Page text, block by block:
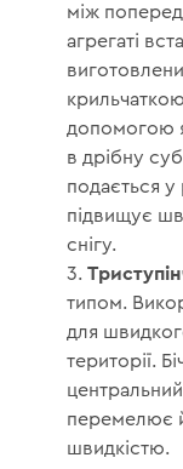
між
агрегаті
допомогою
в дрібну
подається у
підвищує
снігу.
типом.
для
території.
перемелює
швидкістю.